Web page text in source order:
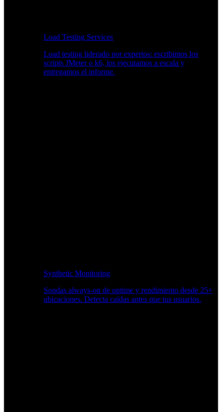
Load Testing Services
Load testing liderado por expertos: escribimos los
scripts JMeter o k6, los ejecutamos a escala y
entregamos el informe.
Synthetic Monitoring
Sondas always-on de uptime y rendimiento desde 25+
ubicaciones. Detecta caídas antes que tus usuarios.